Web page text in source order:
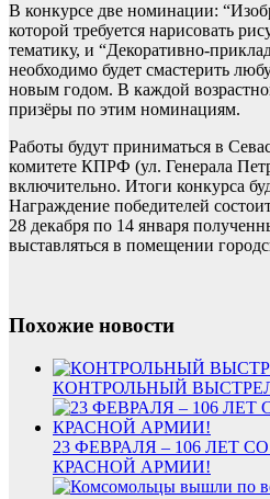
В конкурсе две номинации:
которой требуется нарисовать
тематику, и “Декоративно-
необходимо будет смастерить
новым годом. В каждой
призёры по этим номинациям.
Работы будут приниматься в
комитете КПРФ (ул. Генерала
включительно. Итоги конкурса
Награждение победителей
28 декабря по 14 января
выставляться в помещении
Похожие новости
КОНТРОЛЬНЫЙ
23 ФЕВРАЛЯ – 106 ЛЕТ
КРАСНОЙ АРМИИ!